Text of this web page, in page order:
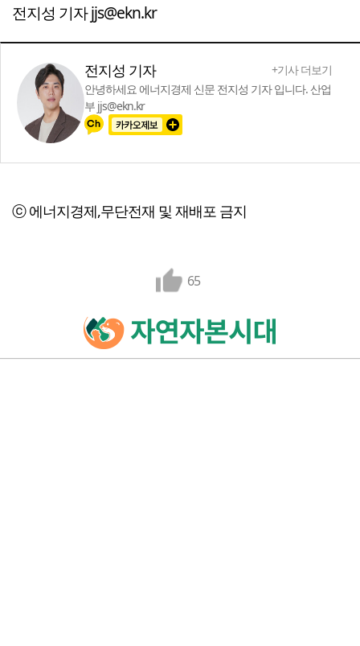
전지성 기자 jjs@ekn.kr
전지성 기자
+기사 더보기
안녕하세요 에너지경제 신문 전지성 기자 입니다. 산업
부 jjs@ekn.kr
ⓒ 에너지경제,무단전재 및 재배포 금지
65